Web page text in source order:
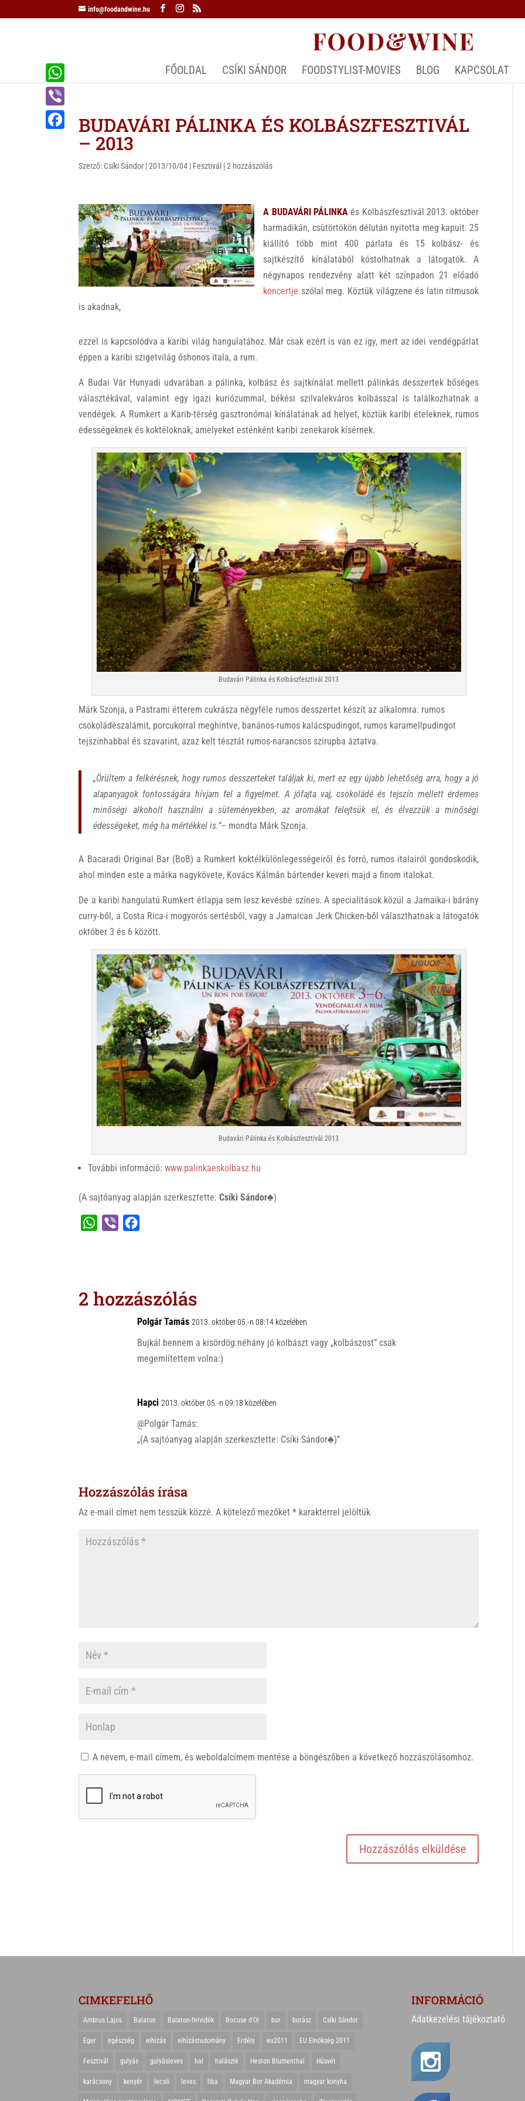
info@foodandwine.hu
FŐOLDAL CSÍKI SÁNDOR FOODSTYLIST-MOVIES BLOG KAPCSOLAT
BUDAVÁRI PÁLINKA ÉS KOLBÁSZFESZTIVÁL
– 2013
Szerző: Csíki Sándor |2013/10/04 | Fesztivál |2 hozzászólás
A BUDAVÁRI PÁLINKA és Kolbászfesztivál 2013. október
harmadikán, csütörtökön délután nyitotta meg kapuit. 25
kiállító több mint 400 párlata és 15 kolbász- és
sajtkészítő kínálatából kóstolhatnak a látogatók. A
négynapos rendezvény alatt két színpadon 21 előadó
koncertje szólal meg. Köztük világzene és latin ritmusok
is akadnak,
ezzel is kapcsolódva a karibi világ hangulatához. Már csak ezért is van ez így, mert az idei vendégpárlat
éppen a karibi szigetvilág őshonos itala, a rum.
A Budai Vár Hunyadi udvarában a pálinka, kolbász és sajtkínálat mellett pálinkás desszertek bőséges
választékával, valamint egy igazi kuriózummal, békési szilvalekváros kolbásszal is találkozhatnak a
vendégek. A Rumkert a Karib-térség gasztronómai kínálatának ad helyet, köztük karibi ételeknek, rumos
édességeknek és koktéloknak, amelyeket esténként karibi zenekarok kísérnek.
Budavári Pálinka és Kolbászfesztivál 2013
Márk Szonja, a Pastrami étterem cukrásza négyféle rumos desszertet készít az alkalomra: rumos
csokoládészalámit, porcukorral meghintve, banános-rumos kalácspudingot, rumos karamellpudingot
tejszínhabbal és szavarint, azaz kelt tésztát rumos-narancsos szirupba áztatva.
„Örültem a felkérésnek, hogy rumos desszerteket találjak ki, mert ez egy újabb lehetőség arra, hogy a jó
alapanyagok fontosságára hívjam fel a figyelmet. A jófajta vaj, csokoládé és tejszín mellett érdemes
minőségi alkoholt használni a süteményekben, az aromákat felejtsük el, és élvezzük a minőségi
édességeket, még ha mértékkel is.”– mondta Márk Szonja.
A Bacaradi Original Bar (BoB) a Rumkert koktélkülönlegességeiről és forró, rumos italairól gondoskodik,
ahol minden este a márka nagykövete, Kovács Kálmán bártender keveri majd a finom italokat.
De a karibi hangulatú Rumkert étlapja sem lesz kevésbé színes. A specialitások közül a Jamaika-i bárány
curry-ből, a Costa Rica-i mogyorós sertésből, vagy a Jamaican Jerk Chicken-ből választhatnak a látogatók
október 3 és 6 között.
Budavári Pálinka és Kolbászfesztivál 2013
További információ:www.palinkaeskolbasz.hu
(A sajtóanyag alapján szerkesztette:Csíki Sándor♣)
W
A
o
o
k
2 hozzászólás
Polgár Tamás 2013. október 05.-n 08:14 közelében
Bujkál bennem a kisördög:néhány jó kolbászt vagy „kolbászost” csak
megemlítettem volna:)
Hapci 2013. október 05.-n 09:18 közelében
@Polgár Tamás:
„(A sajtóanyag alapján szerkesztette: Csíki Sándor♣)”
Hozzászólás írása
Az e-mail címet nem tesszük közzé. A kötelező mezőket* karakterrel jelöltük
A nevem, e-mail címem, és weboldalcímem mentése a böngészőben a következő hozzászólásomhoz.
W
h
a
V
CIMKEFELHŐ
Ambrus Lajos Balaton Balaton-felvidék Bocuse d'Or bor borász Csíki Sándor
Eger egészség elhízás elhízástudomány Erdély eu2011 EU Elnökség 2011
Fesztivál gulyás gulyásleves hal halászlé Heston Blumenthal Húsvét
karácsony kenyér lecsó leves liba Magyar Bor Akadémia magyar konyha
INFORMÁCIÓ
Adatkezelési tájékoztató